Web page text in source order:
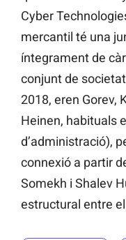
Cyber
mercantil té una
íntegrament de
conjunt de
2018, eren Gorev,
Heinen, habituals
d’administració),
connexió a partir
Somekh i Shalev
estructural entre